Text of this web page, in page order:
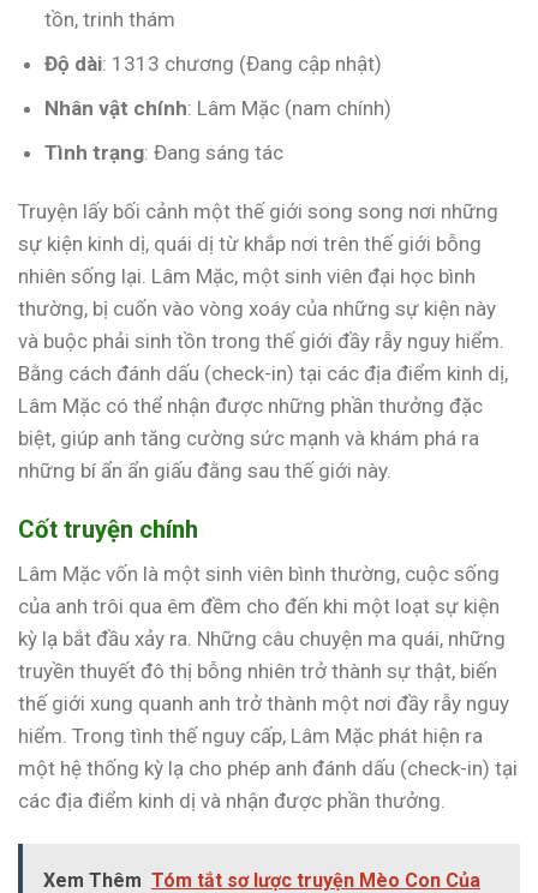
tồn, trinh thám
Độ dài: 1313 chương (Đang cập nhật)
Nhân vật chính: Lâm Mặc (nam chính)
Tình trạng: Đang sáng tác
Truyện lấy bối cảnh một thế giới song song nơi những
sự kiện kinh dị, quái dị từ khắp nơi trên thế giới bỗng
nhiên sống lại. Lâm Mặc, một sinh viên đại học bình
thường, bị cuốn vào vòng xoáy của những sự kiện này
và buộc phải sinh tồn trong thế giới đầy rẫy nguy hiểm.
Bằng cách đánh dấu (check-in) tại các địa điểm kinh dị,
Lâm Mặc có thể nhận được những phần thưởng đặc
biệt, giúp anh tăng cường sức mạnh và khám phá ra
những bí ẩn ẩn giấu đằng sau thế giới này.
Cốt truyện chính
Lâm Mặc vốn là một sinh viên bình thường, cuộc sống
của anh trôi qua êm đềm cho đến khi một loạt sự kiện
kỳ lạ bắt đầu xảy ra. Những câu chuyện ma quái, những
truyền thuyết đô thị bỗng nhiên trở thành sự thật, biến
thế giới xung quanh anh trở thành một nơi đầy rẫy nguy
hiểm. Trong tình thế nguy cấp, Lâm Mặc phát hiện ra
một hệ thống kỳ lạ cho phép anh đánh dấu (check-in) tại
các địa điểm kinh dị và nhận được phần thưởng.
Xem Thêm Tóm tắt sơ lược truyện Mèo Con Của